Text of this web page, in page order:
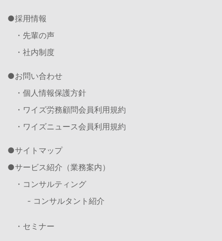
採用情報
・先輩の声
・社内制度
お問い合わせ
・個人情報保護方針
・ワイズ労務顧問会員利用規約
・ワイズニュース会員利用規約
サイトマップ
サービス紹介（業務案内）
・コンサルティング
- コンサルタント紹介
・セミナー